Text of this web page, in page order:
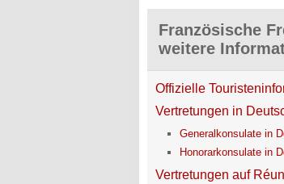
Französische
weitere
Offizielle
Vertretungen in
Generalkonsulate in
Honorarkonsulate in
Vertretungen auf